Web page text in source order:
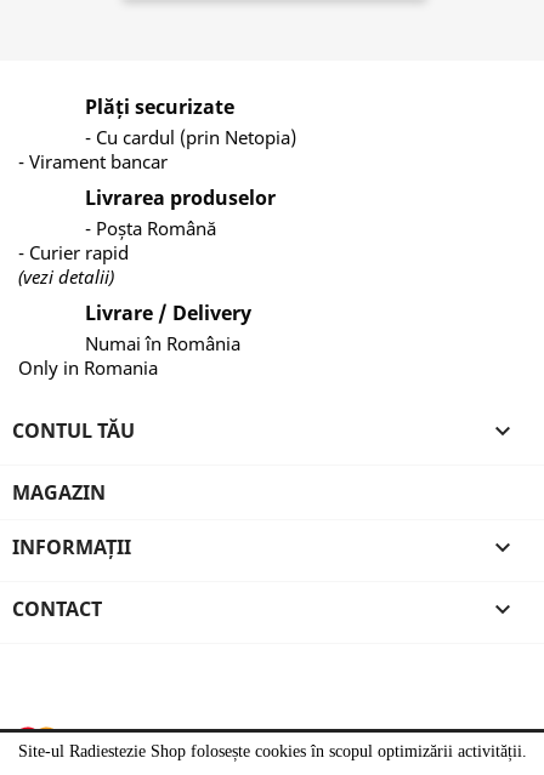
Site-ul Radiestezie Shop folosește cookies în scopul optimizării activității.
Plăți securizate
- Cu cardul (prin Netopia)
- Virament bancar
Livrarea produselor
- Poșta Română
- Curier rapid
(vezi detalii)
Livrare / Delivery
Numai în România
Only in Romania
CONTUL TĂU 
MAGAZIN
INFORMAȚII 
CONTACT 